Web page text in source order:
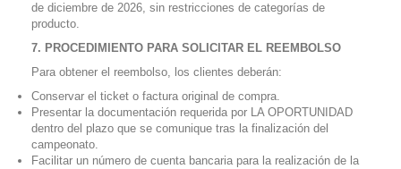
de diciembre de 2026, sin restricciones de categorías de
producto.
7. PROCEDIMIENTO PARA SOLICITAR EL REEMBOLSO
Para obtener el reembolso, los clientes deberán:
Conservar el ticket o factura original de compra.
Presentar la documentación requerida por LA OPORTUNIDAD
dentro del plazo que se comunique tras la finalización del
campeonato.
Facilitar un número de cuenta bancaria para la realización de la